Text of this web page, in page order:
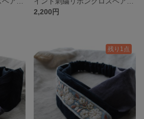
2,200円
残り1点